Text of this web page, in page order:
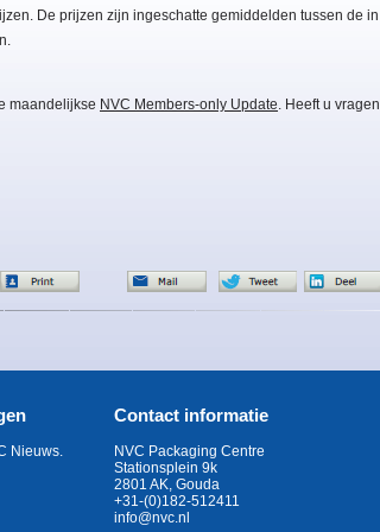
De prijzen zijn ingeschatte gemiddelden tussen de in
maandelijkse NVC Members-only Update. Heeft u
Nieuws.
Contact informatie
NVC Packaging Centre
Stationsplein 9k
2801 AK, Gouda
+31-(0)182-512411
info@nvc.nl